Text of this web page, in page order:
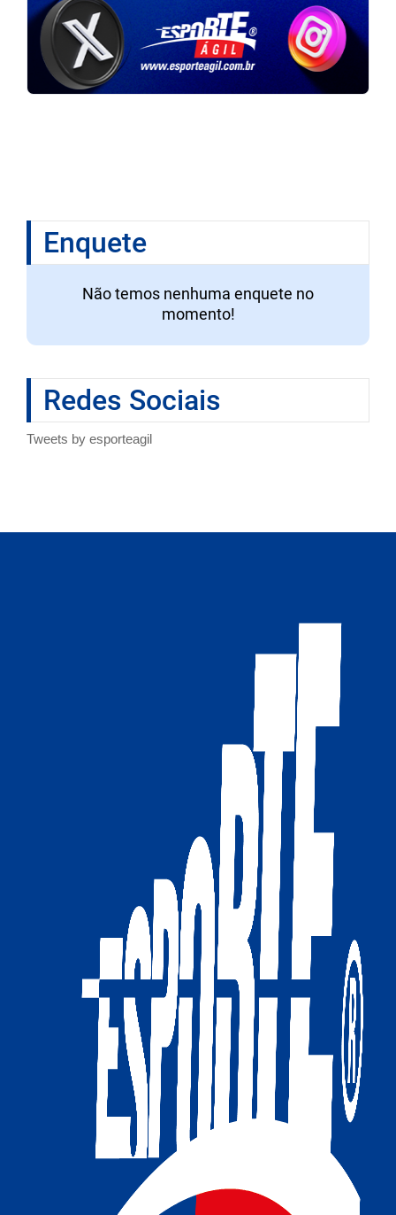
Enquete
Não temos nenhuma enquete no
momento!
Redes Sociais
Tweets by esporteagil